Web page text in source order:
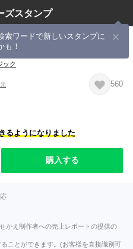
ズスタンプ
索ワードで新しいスタンプに
も！
だち 今日も元気
ック
560
るようになりました
購入する
かえ制作者への売上レポートの提供の
ことができます。(お客様を直接識別可